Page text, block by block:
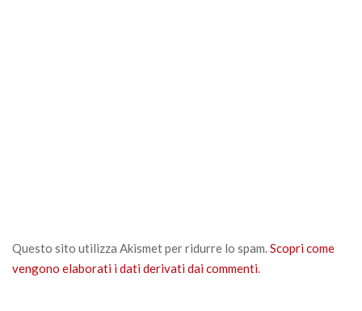
Questo sito utilizza Akismet per ridurre lo spam.Scopri come
vengono elaborati i dati derivati dai commenti.